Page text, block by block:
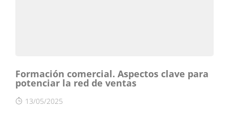
Formación comercial. Aspectos clave para
potenciar la red de ventas
13/05/2025